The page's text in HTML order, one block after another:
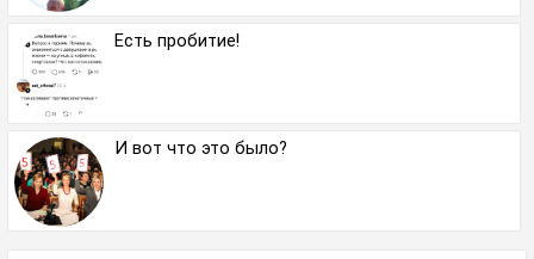
Есть пробитие!
И вот что это было?